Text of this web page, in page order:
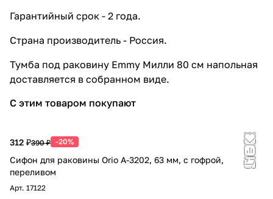
Гарантийный срок - 2 года.
Страна производитель - Россия.
Тумба под раковину Emmy Милли 80 см напольная
доставляется в собранном виде.
С этим товаром покупают
312 ₽390 ₽ -20%
Сифон для раковины Orio А-3202, 63 мм, с гофрой,
переливом
Арт. 17122